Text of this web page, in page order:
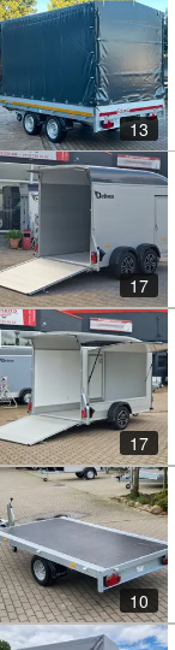
13
17
17
10